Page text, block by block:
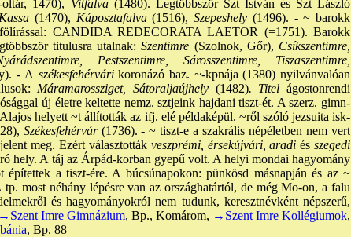
1470), Vitfalva(1480). Legtöbbször Szt István és Szt László
Kassa (1470), Káposztafalva(1516), Szepeshely (1496). - ~ barokk
CANDIDA REDECORATA LAETOR (=1751). Barokk
titulusra utalnak: Szentimre (Szolnok, Gőr), Csíkszentimre,
Pestszentimre, Sárosszentimre, Tiszaszentimre,
- A székesfehérvárikoronázó baz. ~-kpnája (1380) nyilvánvalóan
Máramarossziget, Sátoraljaújhely(1482). Titel ágostonrendi
új életre keltette nemz. sztjeink hajdani tiszt-ét. A szerz. gimn-
helyett ~t állították az ifj. elé példaképül. ~ről szóló jezsuita isk-
Székesfehérvár(1736). - ~ tiszt-e a szakrális népéletben nem vert
meg. Ezért választottákveszprémi, érsekújvári, aradi és szegedi
hely. A táj az Árpád-korban gyepű volt. A helyi mondai hagyomány
a tiszt-ére. A búcsúnapokon: pünkösd másnapján és az ~
most néhány lépésre van az országhatártól, de még Mo-on, a falu
és hagyományokról nem tudunk, keresztnévként népszerű,
→Szent Imre Gimnázium, Bp., Komárom, →Szent Imre Kollégiumok,
, Bp. 88